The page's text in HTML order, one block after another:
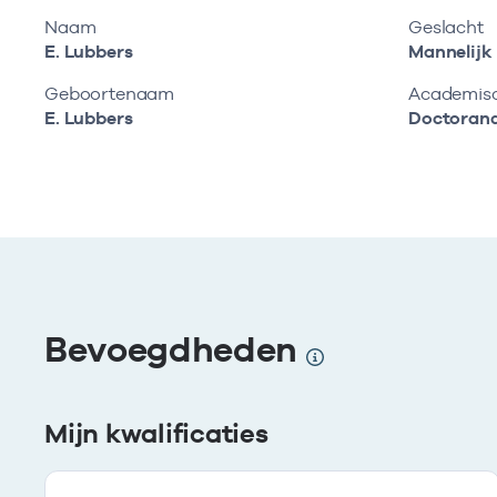
Naam
E. Lubbers
Geboortenaam
E. Lubbers
Geslacht
Mannelijk
Bevoegdheden
Mijn kwalificaties